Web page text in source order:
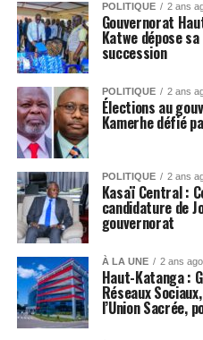
POLITIQUE 2 ans
Gouvernorat
Katwe dépose
succession
POLITIQUE 2 ans
Élections au
Kamerhe défié
POLITIQUE 2 ans
Kasaï Central :
candidature de
gouvernorat
À LA UNE 2 ans ago
Haut-Katanga :
Réseaux
l’Union Sacrée,